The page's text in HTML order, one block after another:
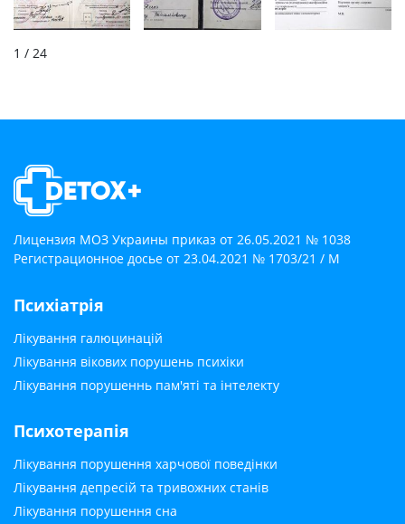
1 / 24
Лицензия МОЗ Украины приказ от 26.05.2021 № 1038
Регистрационное досье от 23.04.2021 № 1703/21 / М
Психіатрія
Лікування галюцинацій
Лікування вікових порушень психіки
Лікування порушеннь пам'яті та інтелекту
Психотерапія
Лікування порушення харчової поведінки
Лікування депресій та тривожних станів
Лікування порушення сна